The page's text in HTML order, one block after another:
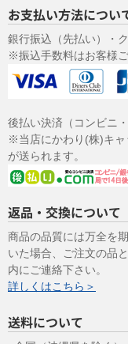
開示等に応ずる窓口は
（７）個人情報を入
サンプル配送やその後
す。必ず全ての項目を
合、配送やその他の連
いただきました商品、
くことがあります。
（８）本人が容易に
クッキーやウェブビー
（９）個人情報の安
取得した個人情報につ
正、その他個人情報の
ます。
お問合せへの回答後、
す。
じています。
お支払い方法につい
銀行振込（先払い）・
※振込手数料はお客様ご
後払い決済（コンビニ
※当店にかわり(株)キャ
が送られます。
返品・交換について
商品の品質には万全を
いた場合、ご注文の品
内にご連絡下さい。
詳しくはこちら＞
送料について